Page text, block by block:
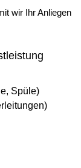
wir Ihr Anliegen
Spüle)